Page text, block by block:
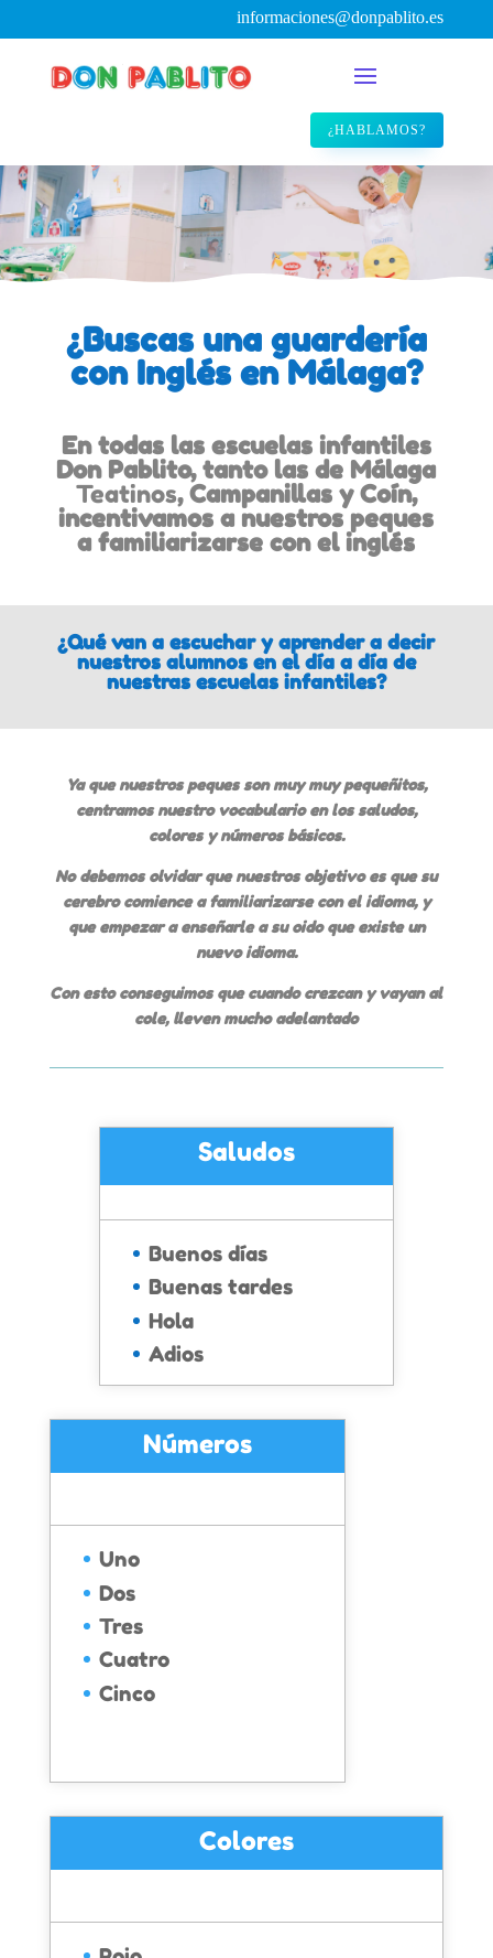
informaciones@donpablito.es
¿HABLAMOS?
¿Buscas una guardería
con Inglés en Málaga?
En todas las escuelas infantiles
Don Pablito, tanto las de Málaga
Teatinos,CampanillasyCoín,
incentivamos a nuestros peques
a familiarizarse con el inglés
¿Qué van a escuchar y aprender a decir
nuestros alumnos en el día a día de
nuestras escuelas infantiles?
Ya que nuestros peques son muy muy pequeñitos,
centramos nuestro vocabulario en los saludos,
colores y números básicos.
No debemos olvidar que nuestros objetivo es que su
cerebro comience a familiarizarse con el idioma, y
que empezar a enseñarle a su oido que existe un
nuevo idioma.
Con esto conseguimos que cuando crezcan y vayan al
cole, lleven mucho adelantado
Saludos
Buenos días
Buenas tardes
Hola
Adios
Números
Uno
Dos
Tres
Cuatro
Cinco
Colores